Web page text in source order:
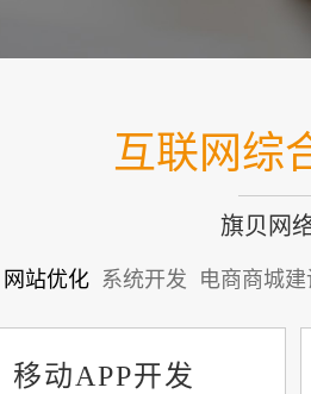
互联网综
旗贝网
网站优化 系统开发 电商商城建
移动APP开发